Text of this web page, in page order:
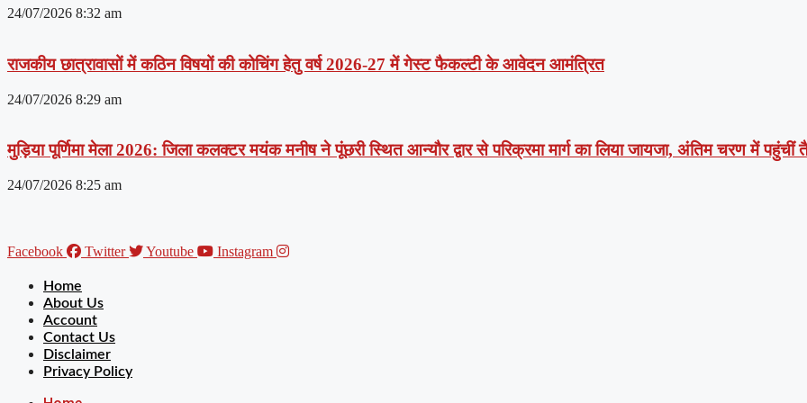
24/07/2026 8:32 am
राजकीय छात्रावासों में कठिन विषयों की कोचिंग हेतु वर्ष 2026-27 में गेस्ट फैकल्टी के आवेदन आमंत्रित
24/07/2026 8:29 am
मुड़िया पूर्णिमा मेला 2026: जिला कलक्टर मयंक मनीष ने पूंछरी स्थित आन्यौर द्वार से परिक्रमा मार्ग का लिया जायजा, अंतिम चरण में पहुंचीं
24/07/2026 8:25 am
Facebook Twitter Youtube Instagram
Home
About Us
Account
Contact Us
Disclaimer
Privacy Policy